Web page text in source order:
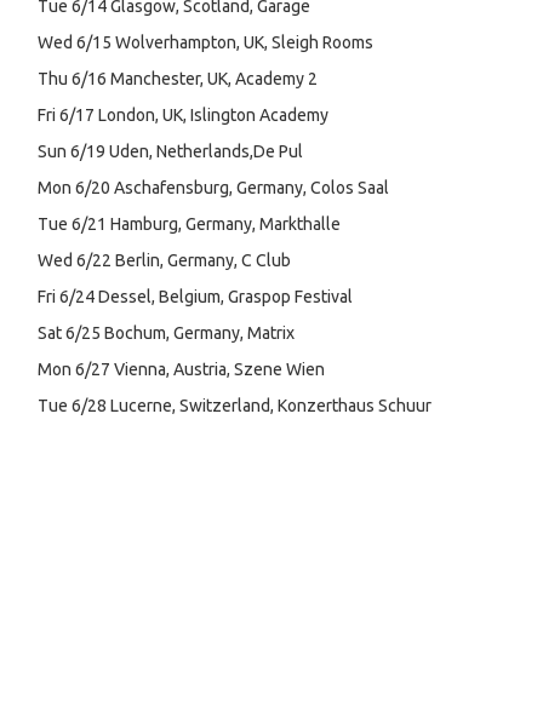
Tue 6/14 Glasgow, Scotland, Garage
Wed 6/15 Wolverhampton, UK, Sleigh Rooms
Thu 6/16 Manchester, UK, Academy 2
Fri 6/17 London, UK, Islington Academy
Sun 6/19 Uden, Netherlands,De Pul
Mon 6/20 Aschafensburg, Germany, Colos Saal
Tue 6/21 Hamburg, Germany, Markthalle
Wed 6/22 Berlin, Germany, C Club
Fri 6/24 Dessel, Belgium, Graspop Festival
Sat 6/25 Bochum, Germany, Matrix
Mon 6/27 Vienna, Austria, Szene Wien
Tue 6/28 Lucerne, Switzerland, Konzerthaus Schuur